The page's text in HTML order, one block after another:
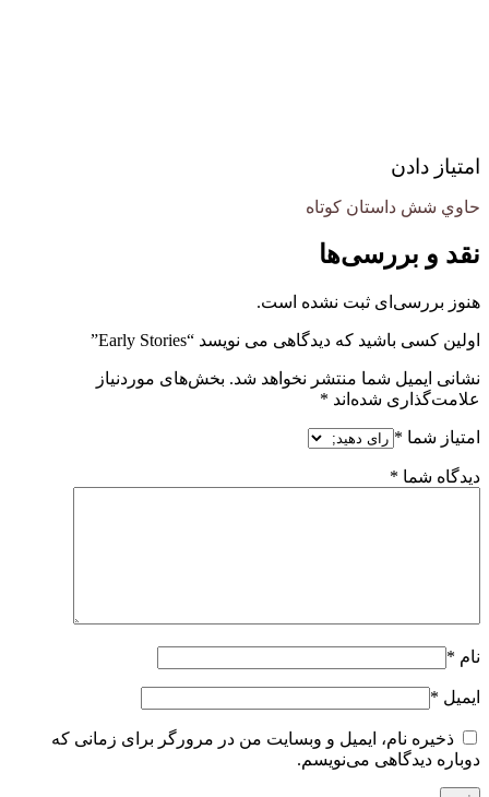
امتیاز دادن
حاوي شش داستان كوتاه
نقد و بررسی‌ها
هنوز بررسی‌ای ثبت نشده است.
اولین کسی باشید که دیدگاهی می نویسد “Early Stories”
نشانی ایمیل شما منتشر نخواهد شد. بخش‌های موردنیاز
علامت‌گذاری شده‌اند *
امتیاز شما *
دیدگاه شما *
نام *
ایمیل *
ذخیره نام، ایمیل و وبسایت من در مرورگر برای زمانی که
دوباره دیدگاهی می‌نویسم.